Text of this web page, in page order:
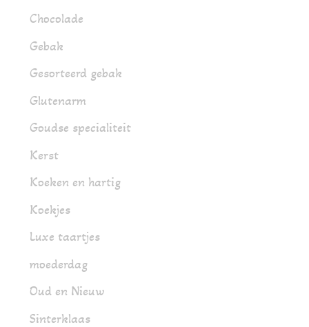
Chocolade
Gebak
Gesorteerd gebak
Glutenarm
Goudse specialiteit
Kerst
Koeken en hartig
Koekjes
Luxe taartjes
moederdag
Oud en Nieuw
Sinterklaas